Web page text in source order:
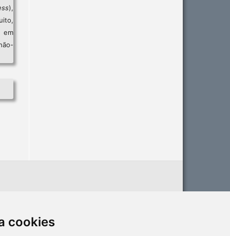
cookies
),